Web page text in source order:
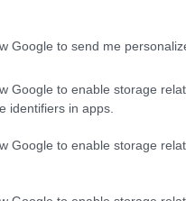
Google to send me
Google to enable storage
identifiers in apps.
Google to enable storage